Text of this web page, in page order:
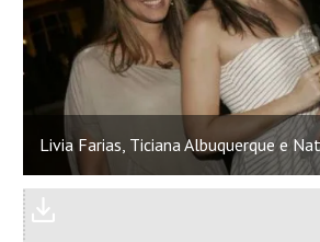
Livia Farias, Ticiana Albuquerque e